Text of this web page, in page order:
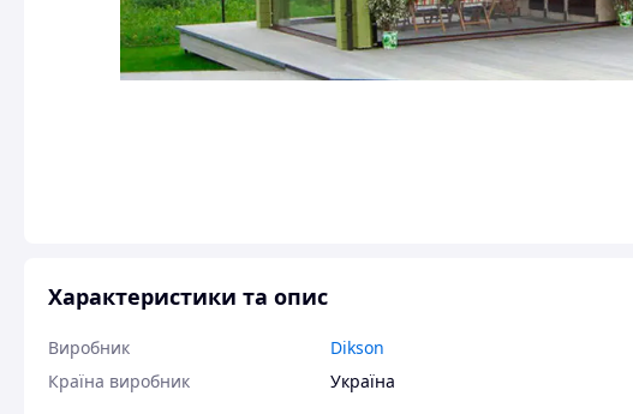
Характеристики та опис
Виробник
Dikson
Країна виробник
Україна